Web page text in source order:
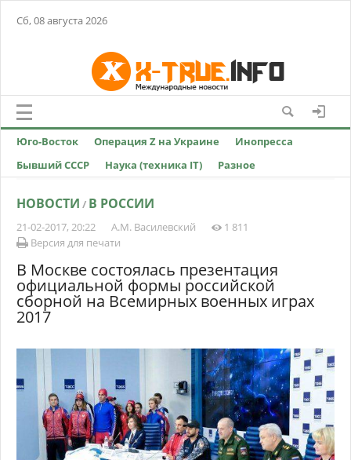
Сб, 08 августа 2026
Юго-Восток Операция Z на Украине
Инопресса
Бывший СССР
Наука (техника IT) Разное
НОВОСТИ / В РОССИИ
21-02-2017, 20:22 А.М. Василевский
1 811
Версия для печати
В Москве состоялась презентация
официальной формы российской
сборной на Всемирных военных играх
2017